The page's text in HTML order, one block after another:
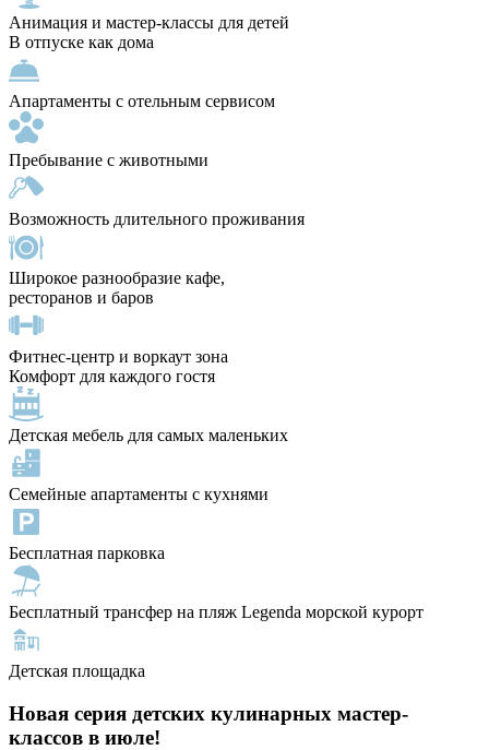
Анимация и мастер-классы для детей
В отпуске как дома
Апартаменты с отельным сервисом
Пребывание с животными
Возможность длительного проживания
Широкое разнообразие кафе,
ресторанов и баров
Фитнес-центр и воркаут зона
Комфорт для каждого гостя
Детская мебель для самых маленьких
Семейные апартаменты с кухнями
Бесплатная парковка
Бесплатный трансфер на пляж Legenda морской курорт
Детская площадка
Новая серия детских кулинарных мастер-
классов в июле!